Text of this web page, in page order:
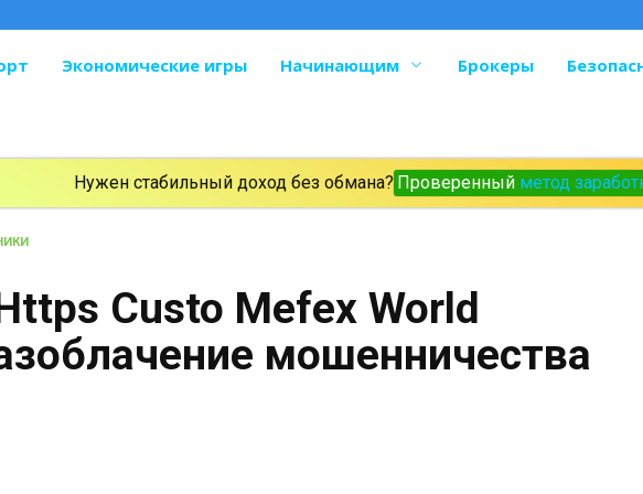
Экономические игры Начинающим Брокеры
Нужен стабильный доход без обмана? Проверенный метод
Custo Mefex World
мошенничества